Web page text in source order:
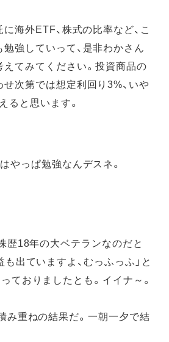
海外ETF、株式の比率など、こ
勉強していって、是非わかさん
えてみてください。投資商品の
次第では想定利回り3%、いや
ると思います。
やっぱ勉強なんデスネ。
歴18年の大ベテランなのだと
出ていますよ、むっふっふ」と
ておりましたとも。イイナ～。
み重ねの結果だ。一朝一夕で結